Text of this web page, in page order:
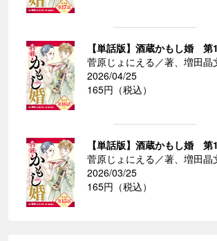
【単話版】酒蔵かもし婚 第
菅原じょにえる／著、増田晶
2026/04/25
165円（税込）
【単話版】酒蔵かもし婚 第
菅原じょにえる／著、増田晶
2026/03/25
165円（税込）